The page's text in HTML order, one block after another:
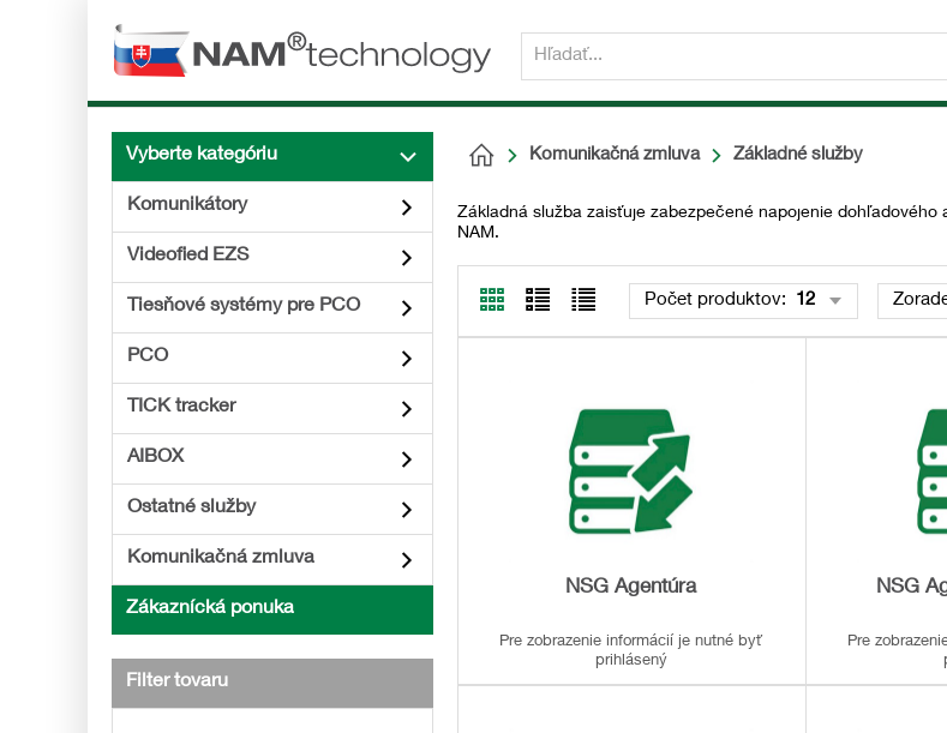
Vyberte kategóriu
Komunikátory
Videofied EZS
Tiesňové systémy pre PCO
PCO
TICK tracker
AIBOX
Ostatné služby
Komunikačná zmluva
Zákaznícká ponuka
Filter tovaru
Komunikačná zmluva Základné služby
Základná služba zaisťuje zabezpečené napojenie
NAM.
Počet produktov: 12
NSG Agentúra
Pre zobrazenie informácií je nutné byť
prihlásený
NSG
Pre